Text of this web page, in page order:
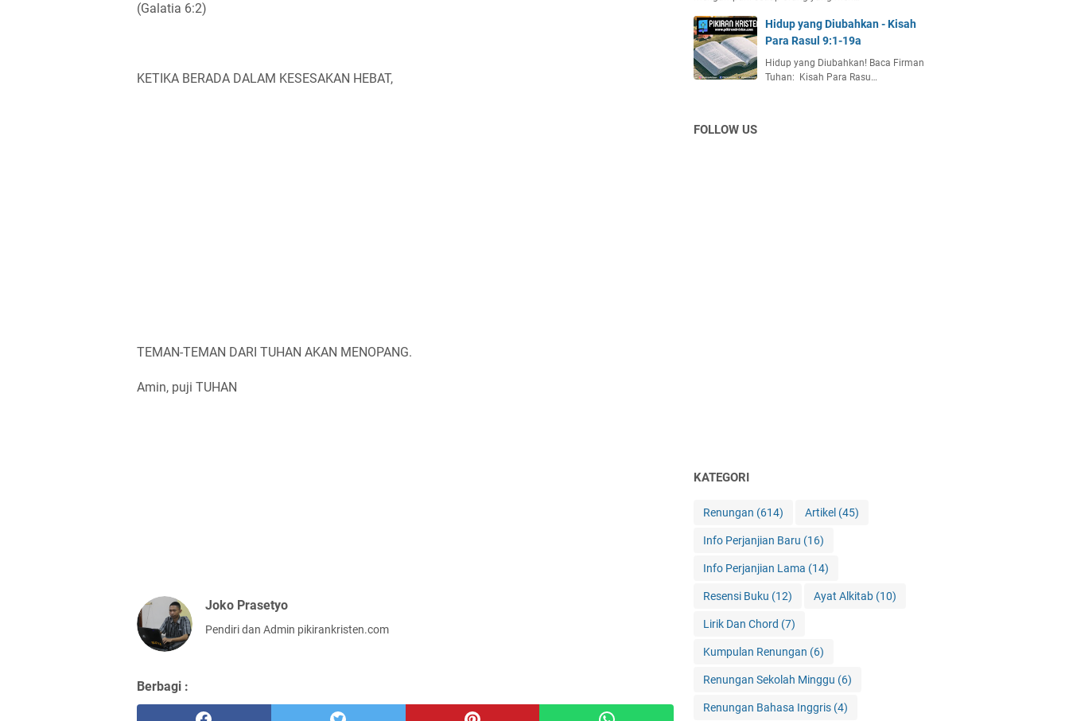
(Galatia 6:2)
KETIKA BERADA DALAM KESESAKAN HEBAT,
TEMAN-TEMAN DARI TUHAN AKAN MENOPANG.
Amin, puji TUHAN
Joko Prasetyo
Pendiri dan Admin pikirankristen.com
Berbagi :
Hidup yang Diubahkan - Kisah
Para Rasul 9:1-19a
Hidup yang Diubahkan! Baca Firman
Tuhan: Kisah Para Rasu…
FOLLOW US
KATEGORI
Renungan (614) Artikel (45)
Info Perjanjian Baru (16)
Info Perjanjian Lama (14)
Resensi Buku (12) Ayat Alkitab (10)
Lirik Dan Chord (7)
Kumpulan Renungan (6)
Renungan Sekolah Minggu (6)
Renungan Bahasa Inggris (4)